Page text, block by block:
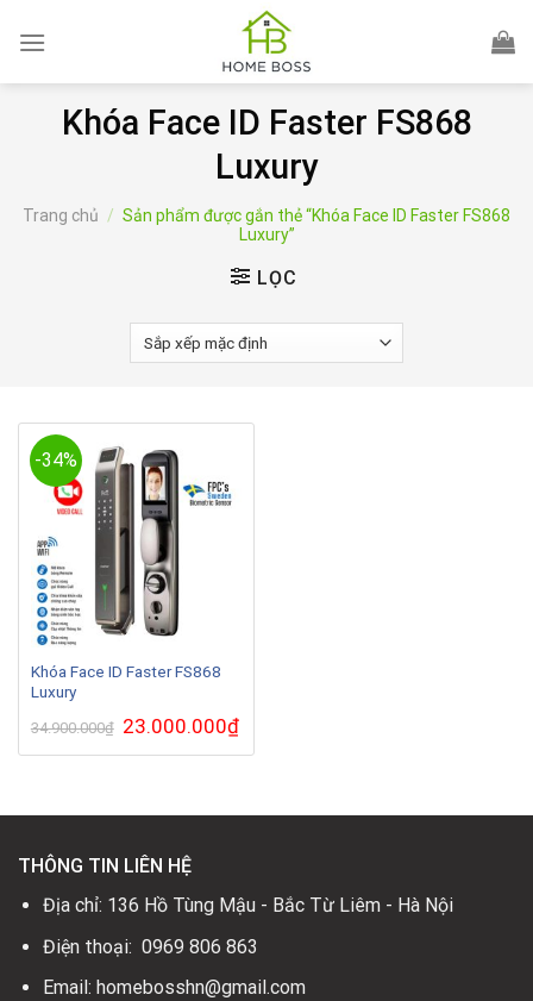
Khóa Face ID Faster FS868
Luxury
Trang chủ / Sản phẩm được gắn thẻ “Khóa Face ID Faster FS868
Luxury”
LỌC
-34%
Khóa Face ID Faster FS868
Luxury
34.900.000₫ Giá
gốc
là:
23.000.000₫Giá
hiện
tại
THÔNG TIN LIÊN HỆ
Địa chỉ: 136 Hồ Tùng Mậu - Bắc Từ Liêm - Hà Nội
Điện thoại: 0969 806 863
Email: homebosshn@gmail.com